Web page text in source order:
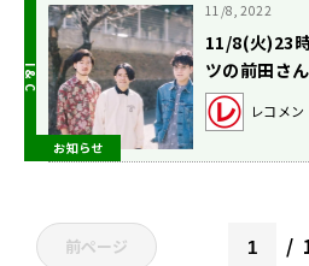
お知らせ
11/8, 2022
11/8(火)23
ツの前田さ
レコメン
前ページ